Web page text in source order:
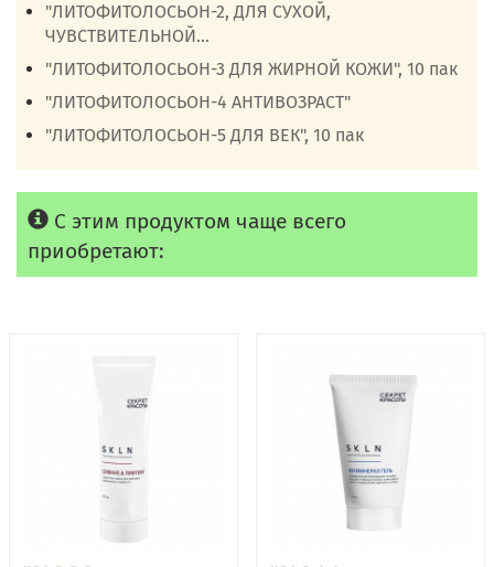
"ЛИТОФИТОЛОСЬОН-2, ДЛЯ СУХОЙ,
ЧУВСТВИТЕЛЬНОЙ...
"ЛИТОФИТОЛОСЬОН-3 ДЛЯ ЖИРНОЙ КОЖИ", 10 пак
"ЛИТОФИТОЛОСЬОН-4 АНТИВОЗРАСТ"
"ЛИТОФИТОЛОСЬОН-5 ДЛЯ ВЕК", 10 пак
С этим продуктом чаще всего
приобретают: